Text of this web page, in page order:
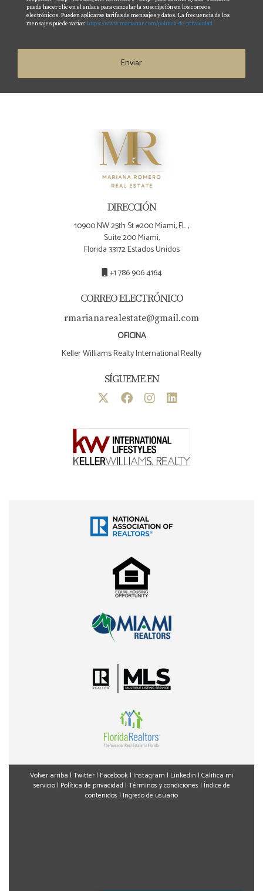
puede hacer clic en el enlace para cancelar la suscripción en los correos
electrónicos. Pueden aplicarse tarifas de mensajes y datos. La frecuencia de los
mensajes puede variar. https://www.marianar.com/politica-de-privacidad
Enviar
DIRECCIÓN
10900 NW 25th St #200 Miami, FL ,
Suite 200 Miami,
Florida 33172 Estados Unidos
+1 786 906 4164
CORREO ELECTRÓNICO
rmarianarealestate@gmail.com
OFICINA
Keller Williams Realty International Realty
SÍGUEME EN
Volver arriba | Twitter| Facebook| Instagram | Linkedin | Califica mi
servicio| Política de privacidad | Términos y condiciones | Índice de
contenidos | Ingreso de usuario